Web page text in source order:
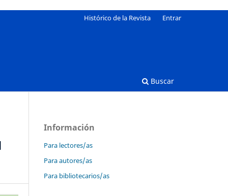
Buscar
Histórico de la Revista Entrar
Información
Para lectores/as
Para autores/as
Para bibliotecarios/as